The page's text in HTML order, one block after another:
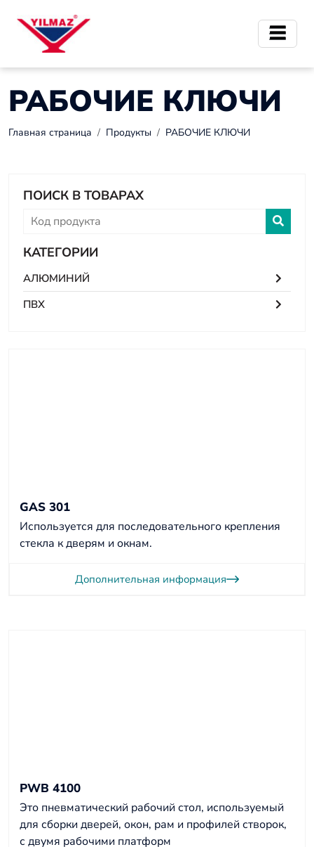
РАБОЧИЕ КЛЮЧИ
Главная страница Продукты РАБОЧИЕ КЛЮЧИ
ПОИСК В ТОВАРАХ
КАТЕГОРИИ
АЛЮМИНИЙ
ПВХ
GAS 301
Используется для последовательного крепления
стекла к дверям и окнам.
Дополнительная информация
PWB 4100
Это пневматический рабочий стол, используемый
для сборки дверей, окон, рам и профилей створок,
с двумя рабочими платформ